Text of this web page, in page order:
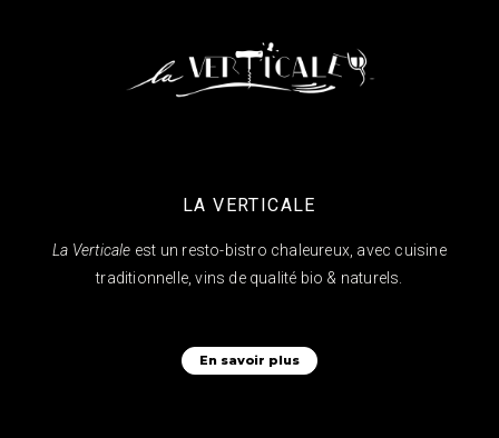
LA VERTICALE
La Verticale est un resto-bistro chaleureux, avec cuisine
traditionnelle, vins de qualité bio & naturels.
En savoir plus